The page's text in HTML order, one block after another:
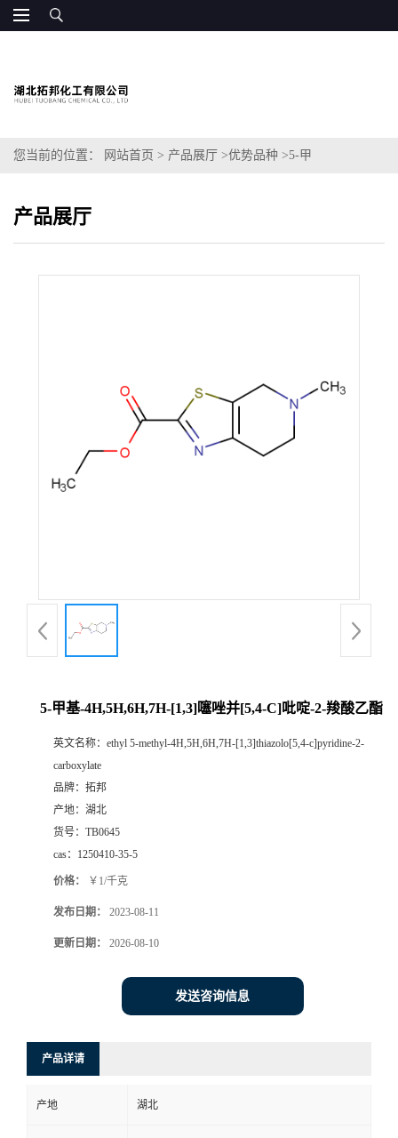
您当前的位置： 网站首页 > 产品展厅 >优势品种 >5-甲
产品展厅
5-甲基-4H,5H,6H,7H-[1,3]噻唑并[5,4-C]吡啶-2-羧酸乙酯
英文名称： ethyl 5-methyl-4H,5H,6H,7H-[1,3]thiazolo[5,4-c]pyridine-2-
carboxylate
品牌： 拓邦
产地： 湖北
货号： TB0645
cas： 1250410-35-5
价格： ￥1/千克
发布日期： 2023-08-11
更新日期： 2026-08-10
发送咨询信息
产品详请
产地 湖北